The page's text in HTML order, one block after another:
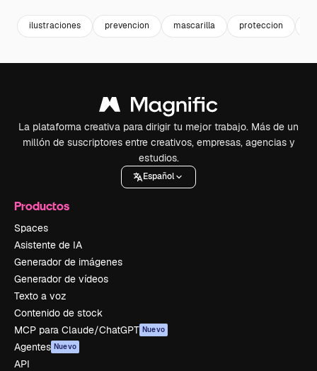
ilustraciones prevencion mascarilla proteccion
La plataforma creativa para dirigir tu mejor trabajo. Más de un
millón de suscriptores entre creativos, empresas, agencias y
estudios.
Español
Productos
Spaces
Asistente de IA
Generador de imágenes
Generador de vídeos
Texto a voz
Contenido de stock
MCP para Claude/ChatGPT Nuevo
Agentes Nuevo
API